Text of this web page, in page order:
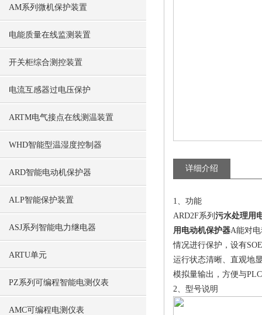
AM系列微机保护装置
电能质量在线监测装置
开关柜综合测控装置
电流互感器过电压保护
ARTM电气接点在线测温装置
WHD智能型温湿度控制器
ARD智能电动机保护器
ALP智能保护装置
ASJ系列智能电力继电器
ARTU单元
PZ系列可编程智能电测仪表
AMC可编程电测仪表
详细介绍
1、功能
ARD2F系列 污水处理用
用电动机保护器A能对
情况进行保护，设有
运行状态清晰、直观地
模拟量输出，方便与
2、型号说明